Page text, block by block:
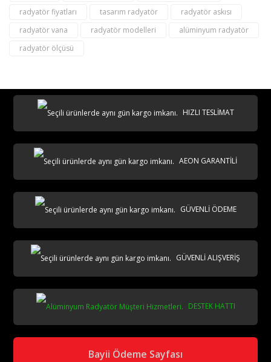
aks
radyatör fiyatları tasarım radyatör
radyatör askısı
radyatör vana
radyatör modelleri
alüminyum radyatör
radyatör ölçüsü
HIZLI TESLİMAT
AEON GARANTİLİ
GÜVENLİ ÖDEME
GÜVENLİ ALIŞVERİŞ
DESTEK HATTI
Bayii Ödeme Sayfası